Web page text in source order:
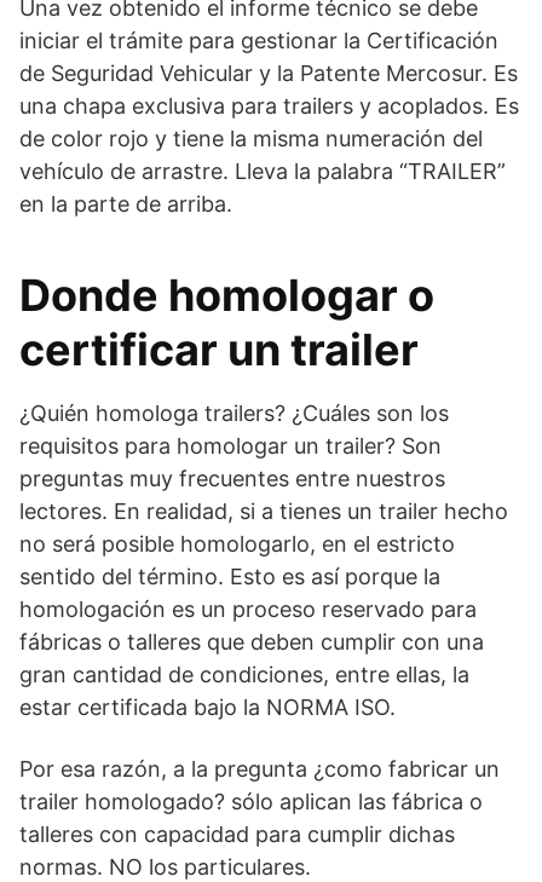
Una vez obtenido el informe técnico se debe
iniciar el trámite para gestionar la Certificación
de Seguridad Vehicular y la Patente Mercosur. Es
una chapa exclusiva para trailers y acoplados. Es
de color rojo y tiene la misma numeración del
vehículo de arrastre. Lleva la palabra “TRAILER”
en la parte de arriba.
Donde homologar o
certificar un trailer
¿Quién homologa trailers? ¿Cuáles son los
requisitos para homologar un trailer? Son
preguntas muy frecuentes entre nuestros
lectores. En realidad, si a tienes un trailer hecho
no será posible homologarlo, en el estricto
sentido del término. Esto es así porque la
homologación es un proceso reservado para
fábricas o talleres que deben cumplir con una
gran cantidad de condiciones, entre ellas, la
estar certificada bajo la NORMA ISO.
Por esa razón, a la pregunta ¿como fabricar un
trailer homologado? sólo aplican las fábrica o
talleres con capacidad para cumplir dichas
normas. NO los particulares.